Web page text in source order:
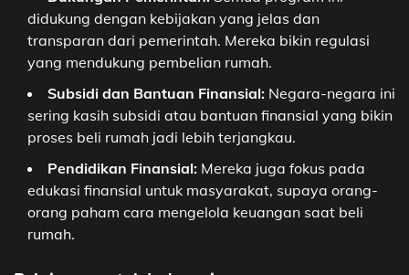
didukung dengan kebijakan yang jelas dan
transparan dari pemerintah. Mereka bikin regulasi
yang mendukung pembelian rumah.
Subsidi dan Bantuan Finansial: Negara-negara ini
sering kasih subsidi atau bantuan finansial yang bikin
proses beli rumah jadi lebih terjangkau.
Pendidikan Finansial: Mereka juga fokus pada
edukasi finansial untuk masyarakat, supaya orang-
orang paham cara mengelola keuangan saat beli
rumah.